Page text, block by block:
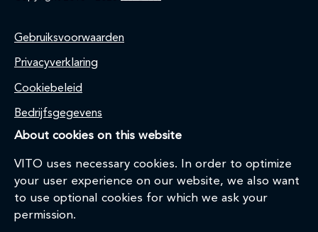
Footer
Gebruiksvoorwaarden
Privacyverklaring
Cookiebeleid
Bedrijfsgegevens
About cookies on this website
VITO uses necessary cookies. In order to optimize
your user experience on our website, we also want
to use optional cookies for which we ask your
permission.